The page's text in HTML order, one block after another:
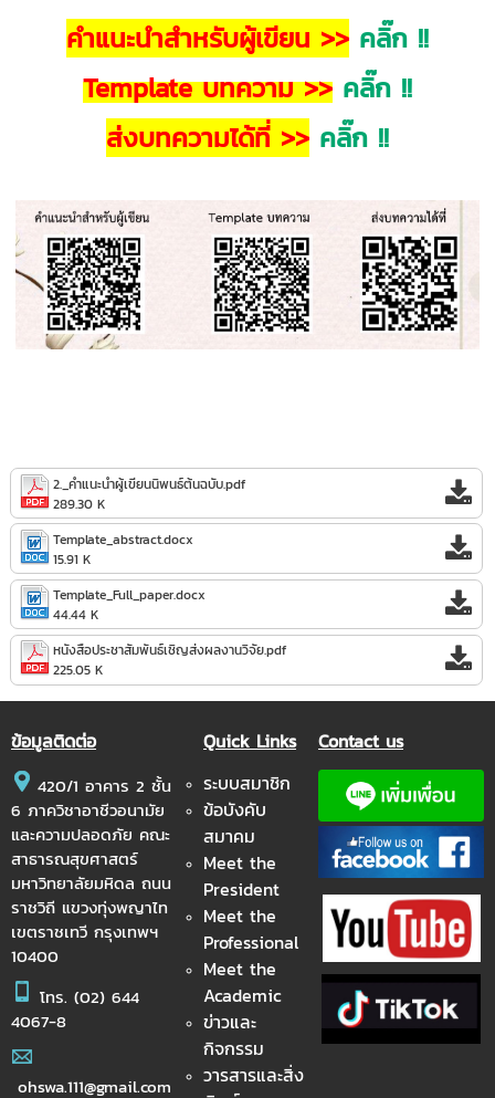
คำแนะนำสำหรับผู้เขียน >> คลิ๊ก !!
Template บทความ >> คลิ๊ก !!
ส่งบทความได้ที่ >> คลิ๊ก !!
2._คำแนะนำผู้เขียนนิพนธ์ต้นฉบับ.pdf
289.30 K
Template_abstract.docx
15.91 K
Template_Full_paper.docx
44.44 K
หนังสือประชาสัมพันธ์เชิญส่งผลงานวิจัย.pdf
225.05 K
ข้อมูลติดต่อ
420/1 อาคาร 2 ชั้น
6 ภาควิชาอาชีวอนามัย
และความปลอดภัย คณะ
สาธารณสุขศาสตร์
มหาวิทยาลัยมหิดล ถนน
ราชวิถี แขวงทุ่งพญาไท
เขตราชเทวี กรุงเทพฯ
10400
โทร. (02) 644
4067-8
ohswa.111@gmail.com
Quick Links
ระบบสมาชิก
ข้อบังคับ
สมาคม
Meet the
President
Meet the
Professional
Meet the
Academic
ข่าวและ
กิจกรรม
วารสารและสิ่ง
Contact us